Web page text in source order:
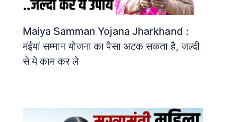
Maiya Samman Yojana Jharkhand :
मंईयां सम्मान योजना का पैसा अटक सकता है, जल्दी
से ये काम कर ले